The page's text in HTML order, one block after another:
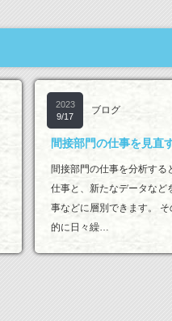
2023
9/17
ブログ
間接部門の仕事を見直
間接部門の仕事を分析する
仕事と、新たなデータなど
事などに層別できます。
的に日々繰…